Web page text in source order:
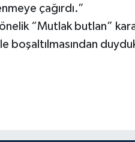
çağırdı.”
“Mutlak butlan”
boşaltılmasından